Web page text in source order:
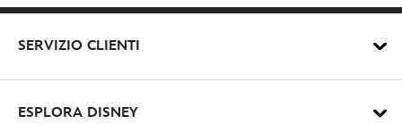
SERVIZIO CLIENTI
ESPLORA DISNEY